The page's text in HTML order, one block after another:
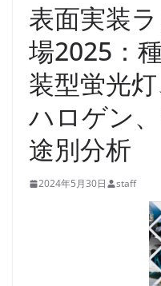
表面実装
場2025：
装型蛍光
ハロゲン
途別分析
2024年5月30日 staff